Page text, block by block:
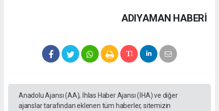
ADIYAMAN HABERİ
Anadolu Ajansı (AA), İhlas Haber Ajansı (İHA) ve diğer
ajanslar tarafından eklenen tüm haberler, sitemizin